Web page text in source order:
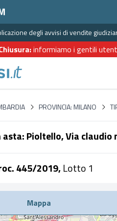
degli avvisi di vendite
informiamo i gentili
PROVINCIA: MILANO
Pioltello, Via
445/2019,Lotto 1
Mappa